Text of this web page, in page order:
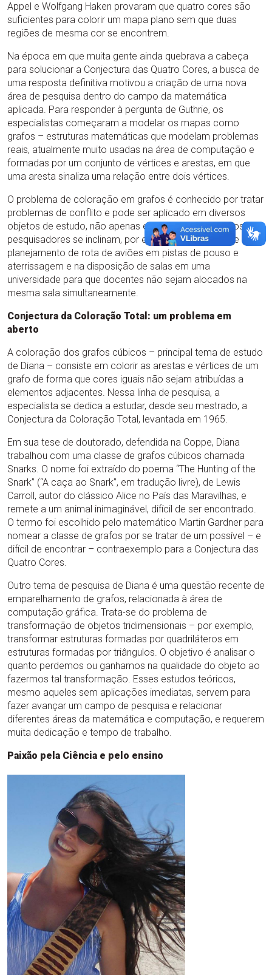
Appel e Wolfgang Haken provaram que quatro cores são
suficientes para colorir um mapa plano sem que duas
regiões de mesma cor se encontrem.
Na época em que muita gente ainda quebrava a cabeça
para solucionar a Conjectura das Quatro Cores, a busca de
uma resposta definitiva motivou a criação de uma nova
área de pesquisa dentro do campo da matemática
aplicada. Para responder à pergunta de Guthrie, os
especialistas começaram a modelar os mapas como
grafos – estruturas matemáticas que modelam problemas
reais, atualmente muito usadas na área de computação e
formadas por um conjunto de vértices e arestas, em que
uma aresta sinaliza uma relação entre dois vértices.
O problema de coloração em grafos é conhecido por tratar
problemas de conflito e pode ser aplicado em diversos
objetos de estudo, não apenas em mapas geográficos. Os
pesquisadores se inclinam, por exemplo, na análise de
planejamento de rota de aviões em pistas de pouso e
aterrissagem e na disposição de salas em uma
universidade para que docentes não sejam alocados na
mesma sala simultaneamente.
Conjectura da Coloração Total: um problema em
aberto
A coloração dos grafos cúbicos – principal tema de estudo
de Diana – consiste em colorir as arestas e vértices de um
grafo de forma que cores iguais não sejam atribuídas a
elementos adjacentes. Nessa linha de pesquisa, a
especialista se dedica a estudar, desde seu mestrado, a
Conjectura da Coloração Total, levantada em 1965.
Em sua tese de doutorado, defendida na Coppe, Diana
trabalhou com uma classe de grafos cúbicos chamada
Snarks. O nome foi extraído do poema “The Hunting of the
Snark” (“A caça ao Snark”, em tradução livre), de Lewis
Carroll, autor do clássico Alice no País das Maravilhas, e
remete a um animal inimaginável, difícil de ser encontrado.
O termo foi escolhido pelo matemático Martin Gardner para
nomear a classe de grafos por se tratar de um possível – e
difícil de encontrar – contraexemplo para a Conjectura das
Quatro Cores.
Outro tema de pesquisa de Diana é uma questão recente de
emparelhamento de grafos, relacionada à área de
computação gráfica. Trata-se do problema de
transformação de objetos tridimensionais – por exemplo,
transformar estruturas formadas por quadriláteros em
estruturas formadas por triângulos. O objetivo é analisar o
quanto perdemos ou ganhamos na qualidade do objeto ao
fazermos tal transformação. Esses estudos teóricos,
mesmo aqueles sem aplicações imediatas, servem para
fazer avançar um campo de pesquisa e relacionar
diferentes áreas da matemática e computação, e requerem
muita dedicação e tempo de trabalho.
Paixão pela Ciência e pelo ensino